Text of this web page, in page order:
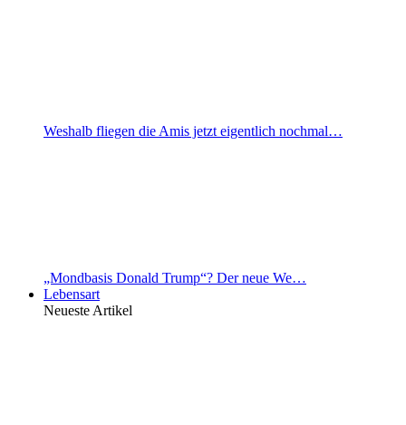
Weshalb fliegen die Amis jetzt eigentlich nochmal…
„Mondbasis Donald Trump“? Der neue We…
Lebensart
Neueste Artikel